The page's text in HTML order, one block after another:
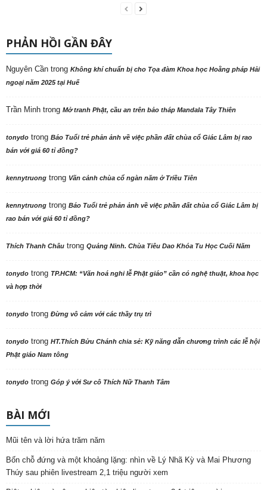
PHẢN HỒI GẦN ĐÂY
Nguyên Cần trong Không khí chuẩn bị cho Tọa đàm Khoa học Hoằng pháp Hải
ngoại năm 2025 tại Huế
Trần Minh trong Mở tranh Phật, cầu an trên bảo tháp Mandala Tây Thiên
tonydo trong Báo Tuổi trẻ phản ảnh về việc phần đất chùa cổ Giác Lâm bị rao
bán với giá 60 tỉ đồng?
kennytruong trong Vãn cảnh chùa cổ ngàn năm ở Triều Tiên
kennytruong trong Báo Tuổi trẻ phản ảnh về việc phần đất chùa cổ Giác Lâm bị
rao bán với giá 60 tỉ đồng?
Thích Thanh Châu trong Quảng Ninh. Chùa Tiêu Dao Khóa Tu Học Cuối Năm
tonydo trong TP.HCM: “Văn hoá nghi lễ Phật giáo” cần có nghệ thuật, khoa học
và hợp thời
tonydo trong Đừng vô cảm với các thầy trụ trì
tonydo trong HT.Thích Bửu Chánh chia sẻ: Kỹ năng dẫn chương trình các lễ hội
Phật giáo Nam tông
tonydo trong Góp ý với Sư cô Thích Nữ Thanh Tâm
BÀI MỚI
Mũi tên và lời hứa trăm năm
Bốn chỗ đứng và một khoảng lặng: nhìn về Lý Nhã Kỳ và Mai Phương
Thúy sau phiên livestream 2,1 triệu người xem